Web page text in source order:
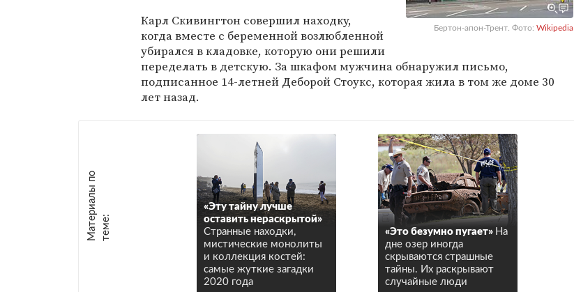
Бертон-апон-Трент. Фото: Wikipedia
Карл Скивингтон совершил находку,
когда вместе с беременной возлюбленной
убирался в кладовке, которую они решили
переделать в детскую. За шкафом мужчина обнаружил письмо,
подписанное 14-летней Деборой Стоукс, которая жила в том же доме 30
лет назад.
М
а
т е
р
и
а
л
ы
п
о
т
е
м
е :
«Эту тайну лучше
оставить нераскрытой»
Странные находки,
мистические монолиты
и коллекция костей:
самые жуткие загадки
2020 года
«Это безумно пугает» На
дне озер иногда
скрываются страшные
тайны. Их раскрывают
случайные люди